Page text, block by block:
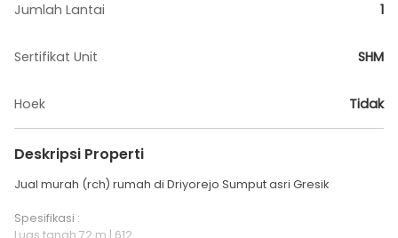
Jumlah Lantai 1
Sertifikat Unit SHM
Hoek Tidak
Deskripsi Properti
Jual murah (rch) rumah di Driyorejo Sumput asri Gresik
Spesifikasi :
Luas tanah 72 m | 612